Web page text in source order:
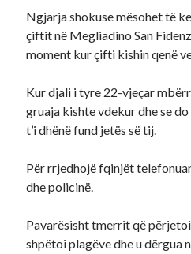
Ngjarja shokuse mësohet të
çiftit në Megliadino San
moment kur çifti kishin qenë
Kur djali i tyre 22-vjeçar
gruaja kishte vdekur dhe se
t’i dhënë fund jetës së tij.
Për rrjedhojë fqinjët
dhe policinë.
Pavarësisht tmerrit që
shpëtoi plagëve dhe u dërgua